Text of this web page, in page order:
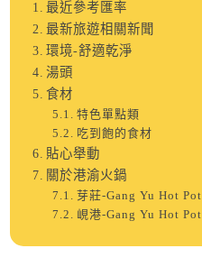
最近參考匯率
最新旅遊相關新聞
環境-舒適乾淨
湯頭
食材
特色單點類
吃到飽的食材
貼心舉動
關於港渝火鍋
芽莊-Gang Yu Hot Pot
峴港-Gang Yu Hot Pot